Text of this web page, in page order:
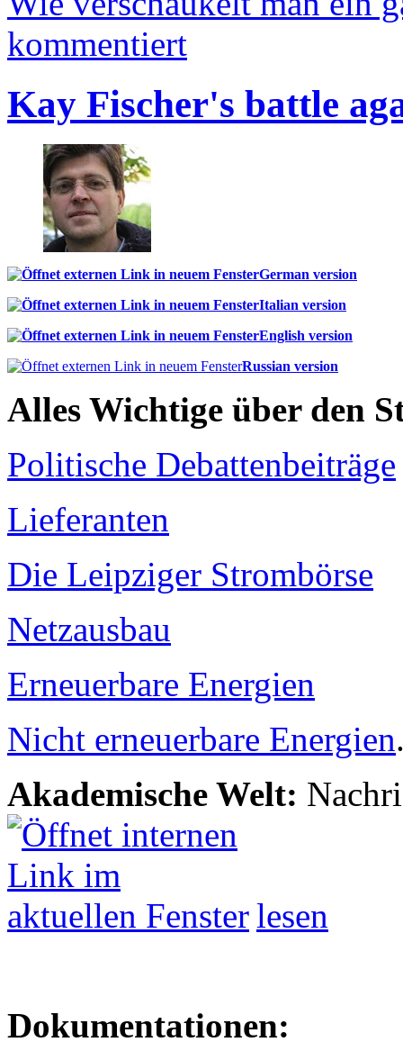
kommentiert
Kay Fischer's battle
German version
Italian version
English version
Russian version
Alles Wichtige über den
Politische Debattenbeiträge
Lieferanten
Die Leipziger Strombörse
Netzausbau
Erneuerbare Energien
Nicht erneuerbare Energien
Akademische Welt:
lesen
Dokumentationen: